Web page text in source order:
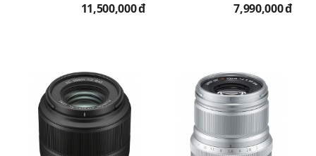
11,500,000đ 7,990,000đ